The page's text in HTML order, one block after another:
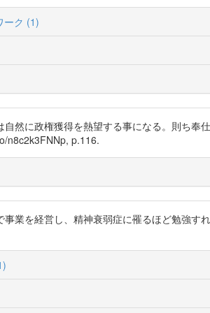
ーク (1)
然に政権獲得を熱望する事になる。則ち奉
n8c2k3FNNp, p.116.
業を経営し、精神衰弱症に罹るほど勉強す